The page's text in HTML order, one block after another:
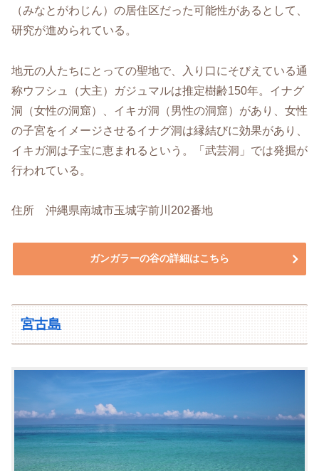
（みなとがわじん）の居住区だった可能性があるとして、
研究が進められている。
地元の人たちにとっての聖地で、入り口にそびえている通
称ウフシュ（大主）ガジュマルは推定樹齢150年。イナグ
洞（女性の洞窟）、イキガ洞（男性の洞窟）があり、女性
の子宮をイメージさせるイナグ洞は縁結びに効果があり、
イキガ洞は子宝に恵まれるという。「武芸洞」では発掘が
行われている。
住所 沖縄県南城市玉城字前川202番地
ガンガラーの谷の詳細はこちら
宮古島